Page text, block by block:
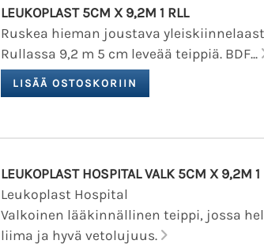
LEUKOPLAST 5CM X 9,2M 1 RLL
Ruskea hieman joustava
Rullassa 9,2 m 5 cm leveää teippiä. BDF...
LEUKOPLAST HOSPITAL VALK 5CM X 9,2M 1
Leukoplast Hospital
Valkoinen lääkinnällinen teippi, jossa
liima ja hyvä vetolujuus.